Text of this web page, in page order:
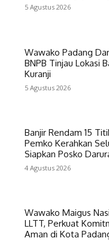
5 Agustus 2026
Wawako Padang
BNPB Tinjau Lokasi
Kuranji
5 Agustus 2026
Banjir Rendam 15
Pemko Kerahkan
Siapkan Posko
4 Agustus 2026
Wawako Maigus
LLTT, Perkuat
Aman di Kota